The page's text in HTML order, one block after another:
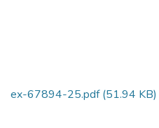
ex-67894-25.pdf(51.94 KB)